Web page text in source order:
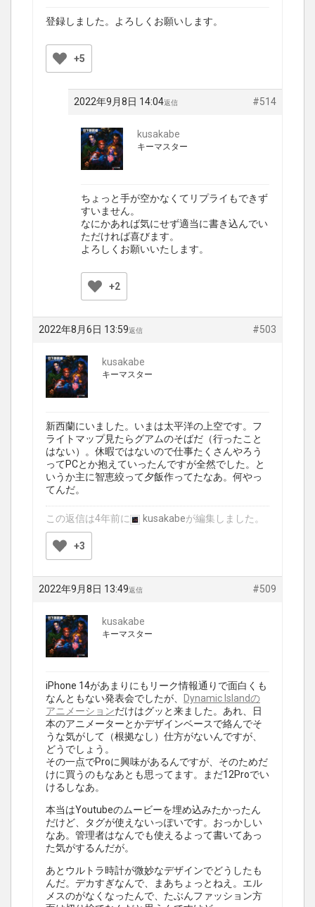
登録しました。よろしくお願いします。
+5
2022年9月8日 14:04 #514
返信
kusakabe
キーマスター
ちょっと手が空かなくてリプライもできず
すいません。
なにかあれば気にせず適当に書き込んでい
ただければ喜びます。
よろしくお願いいたします。
+2
2022年8月6日 13:59 #503
返信
kusakabe
キーマスター
新西蘭にいました。いまは太平洋の上空です。フ
ライトマップ見たらグアムのそばだ（行ったこと
はない）。休暇ではないので仕事たくさんやろう
ってPCとか抱えていったんですが全然でした。と
いうか主に智恵絞って夕飯作ってたなあ。何やっ
てんだ。
この返信は4年前に kusakabeが編集しました。
+3
2022年9月8日 13:49 #509
返信
kusakabe
キーマスター
iPhone 14があまりにもリーク情報通りで面白くも
なんともない発表会でしたが、
Dynamic Islandの
アニメーションだけはグッと来ました。あれ、日
本のアニメーターとかデザインベースで絡んでそ
うな気がして（根拠なし）仕方がないんですが、
どうでしょう。
その一点でProに興味があるんですが、そのためだ
けに買うのもなあとも思ってます。まだ12Proでい
けるしなあ。
本当はYoutubeのムービーを埋め込みたかったん
だけど、タグが使えないっぽいです。おっかしい
なあ。管理者はなんでも使えるよって書いてあっ
た気がするんだが。
あとウルトラ時計が微妙なデザインでどうしたも
んだ。デカすぎなんで、まあちょっとねえ。エル
メスのがなくなったんで、たぶんファッション方